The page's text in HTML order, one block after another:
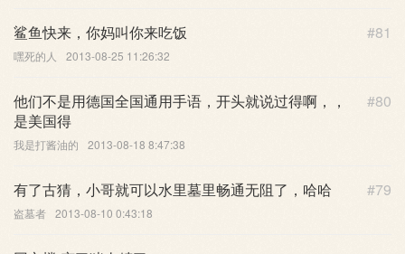
#81
鲨鱼快来，你妈叫你来吃饭
嘿死的人 2013-08-25 11:26:32
#80
他们不是用德国全国通用手语，开头就说过得啊，，
是美国得
我是打酱油的 2013-08-18 8:47:38
#79
有了古猜，小哥就可以水里墓里畅通无阻了，哈哈
盗墓者 2013-08-10 0:43:18